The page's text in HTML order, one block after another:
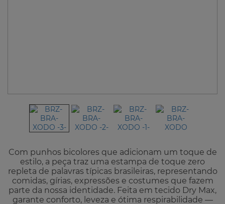
Com punhos bicolores que adicionam um toque de
estilo, a peça traz uma estampa de toque zero
repleta de palavras típicas brasileiras, representando
comidas, gírias, expressões e costumes que fazem
parte da nossa identidade. Feita em tecido Dry Max,
garante conforto, leveza e ótima respirabilidade —